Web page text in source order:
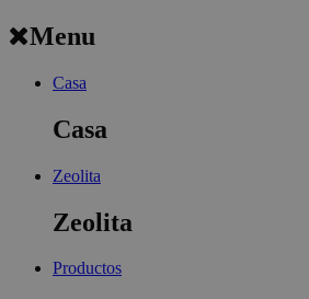
Menu
Casa
Casa
Zeolita
Zeolita
Productos